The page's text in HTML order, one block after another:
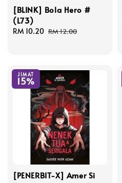
[BLINK] Bola Hero #
(L73)
Sale
RM 10.20 Regular
RM 12.00
JIMAT
15%
[PENERBIT-X] Amer Si